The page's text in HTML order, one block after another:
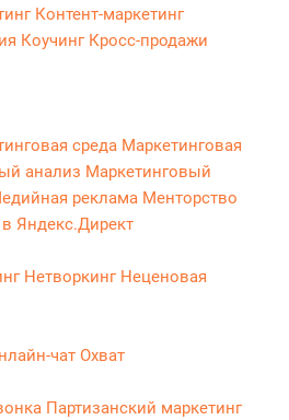
Контент-маркетинг
Коучинг Кросс-продажи
среда Маркетинговая
анализ Маркетинговый
реклама Менторство
Яндекс.Директ
Нетворкинг Неценовая
чат Охват
Партизанский маркетинг